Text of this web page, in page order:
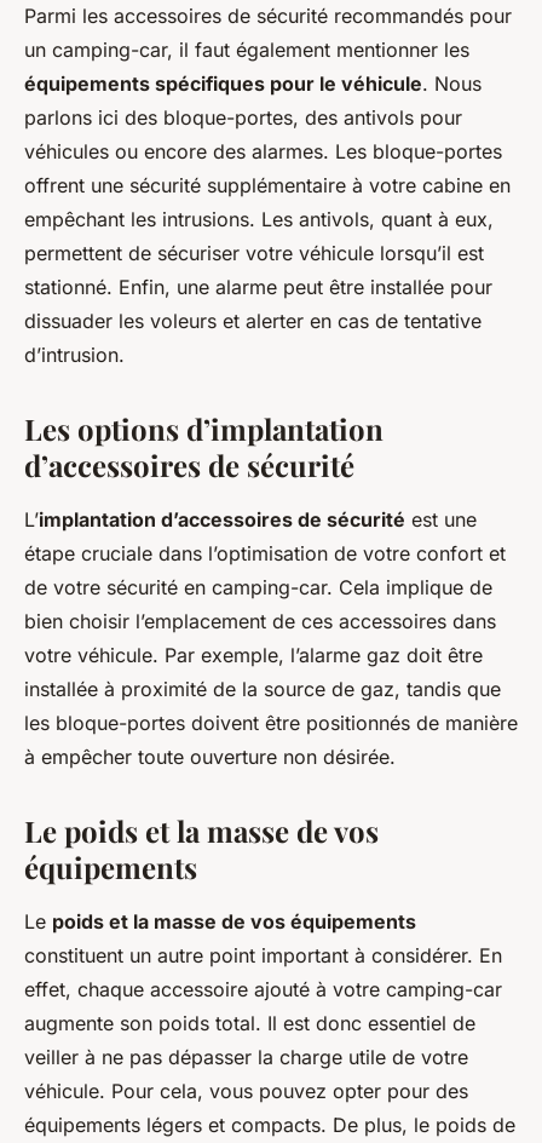
Parmi les accessoires de sécurité recommandés pour
un camping-car, il faut également mentionner les
équipements spécifiques pour le véhicule. Nous
parlons ici des bloque-portes, des antivols pour
véhicules ou encore des alarmes. Les bloque-portes
offrent une sécurité supplémentaire à votre cabine en
empêchant les intrusions. Les antivols, quant à eux,
permettent de sécuriser votre véhicule lorsqu’il est
stationné. Enfin, une alarme peut être installée pour
dissuader les voleurs et alerter en cas de tentative
d’intrusion.
Les options d’implantation
d’accessoires de sécurité
L’implantation d’accessoires de sécurité est une
étape cruciale dans l’optimisation de votre confort et
de votre sécurité en camping-car. Cela implique de
bien choisir l’emplacement de ces accessoires dans
votre véhicule. Par exemple, l’alarme gaz doit être
installée à proximité de la source de gaz, tandis que
les bloque-portes doivent être positionnés de manière
à empêcher toute ouverture non désirée.
Le poids et la masse de vos
équipements
Le poids et la masse de vos équipements
constituent un autre point important à considérer. En
effet, chaque accessoire ajouté à votre camping-car
augmente son poids total. Il est donc essentiel de
veiller à ne pas dépasser la charge utile de votre
véhicule. Pour cela, vous pouvez opter pour des
équipements légers et compacts. De plus, le poids de